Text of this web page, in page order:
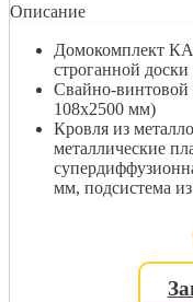
Описание
Домокомплект
строганной
Свайно-
108х2500 мм)
Кровля из
металлические
мм, подсистема